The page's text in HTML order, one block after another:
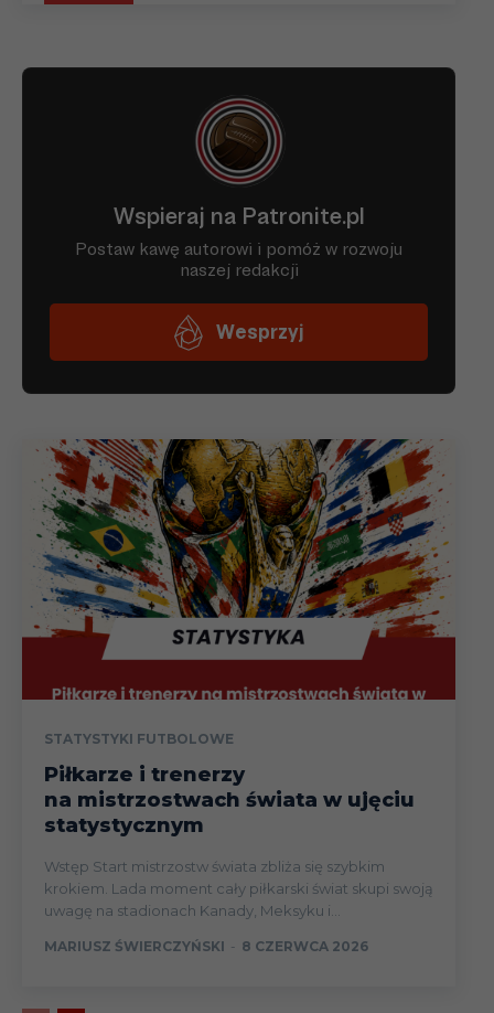
STATYSTYKI FUTBOLOWE
Piłkarze i trenerzy
na mistrzostwach świata w ujęciu
statystycznym
Wstęp Start mistrzostw świata zbliża się szybkim
krokiem. Lada moment cały piłkarski świat skupi swoją
uwagę na stadionach Kanady, Meksyku i...
MARIUSZ ŚWIERCZYŃSKI - 8 CZERWCA 2026